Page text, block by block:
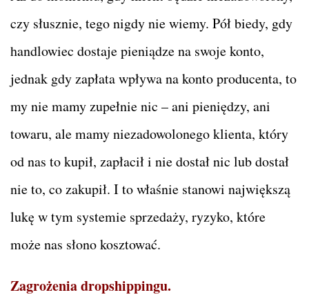
czy słusznie, tego nigdy nie wiemy. Pół biedy, gdy
handlowiec dostaje pieniądze na swoje konto,
jednak gdy zapłata wpływa na konto producenta, to
my nie mamy zupełnie nic – ani pieniędzy, ani
towaru, ale mamy niezadowolonego klienta, który
od nas to kupił, zapłacił i nie dostał nic lub dostał
nie to, co zakupił. I to właśnie stanowi największą
lukę w tym systemie sprzedaży, ryzyko, które
może nas słono kosztować.
Zagrożenia dropshippingu.